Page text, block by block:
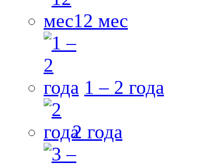
12 мес
1 – 2 года
2 года